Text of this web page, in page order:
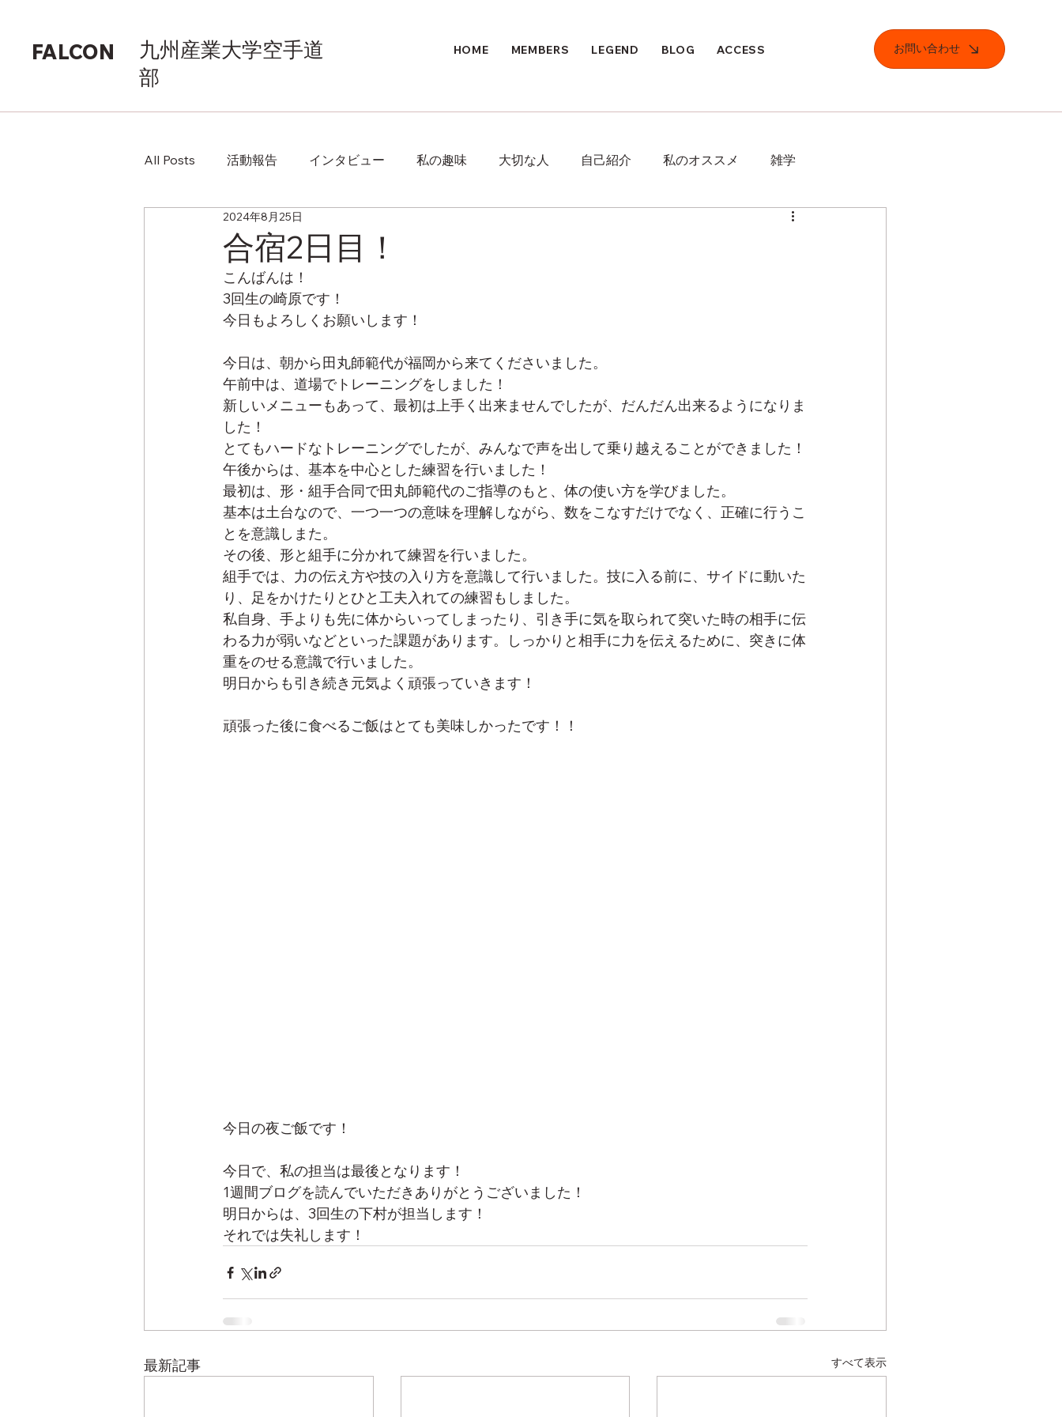
HOME MEMBERS LEGEND BLOG ACCESS お問い合わせ
FALCON
九州産業大学空手道
部
All Posts 活動報告 インタビュー 私の趣味 大切な人 自己紹介 私のオススメ 雑学
合宿2日目！
2024年8月25日
こんばんは！
3回生の崎原です！
今日もよろしくお願いします！
今日は、朝から田丸師範代が福岡から来てくださいました。
午前中は、道場でトレーニングをしました！
新しいメニューもあって、最初は上手く出来ませんでしたが、だんだん出来るようになりま
した！
とてもハードなトレーニングでしたが、みんなで声を出して乗り越えることができました！
午後からは、基本を中心とした練習を行いました！
最初は、形・組手合同で田丸師範代のご指導のもと、体の使い方を学びました。
基本は土台なので、一つ一つの意味を理解しながら、数をこなすだけでなく、正確に行うこ
とを意識しまた。
その後、形と組手に分かれて練習を行いました。
組手では、力の伝え方や技の入り方を意識して行いました。技に入る前に、サイドに動いた
り、足をかけたりとひと工夫入れての練習もしました。
私自身、手よりも先に体からいってしまったり、引き手に気を取られて突いた時の相手に伝
わる力が弱いなどといった課題があります。しっかりと相手に力を伝えるために、突きに体
重をのせる意識で行いました。
明日からも引き続き元気よく頑張っていきます！
頑張った後に食べるご飯はとても美味しかったです！！
今日の夜ご飯です！
今日で、私の担当は最後となります！
1週間ブログを読んでいただきありがとうございました！
明日からは、3回生の下村が担当します！
それでは失礼します！
最新記事 すべて表示